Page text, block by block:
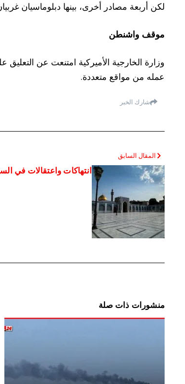
لكن أربعة مصادر أخرى، بينها دبلوماسيان
موقف واشنطن
وزارة الخارجية الأميركية امتنعت عن
عمله من مواقع متعددة.
شارك الخبر
المقال السابق
انتهاكات واعتقالات في
منشورات ذات صلة